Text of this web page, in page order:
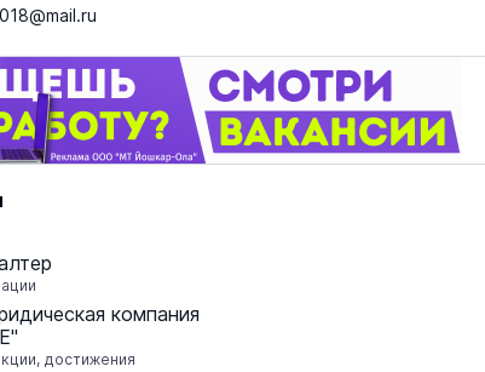
компания
достижения